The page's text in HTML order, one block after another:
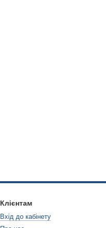
Клієнтам
Вхід до кабінету